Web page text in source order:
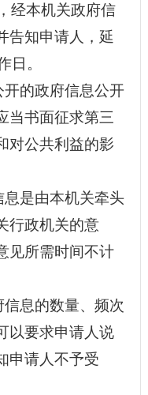
经本机关政府信
告知申请人，延
日。
的政府信息公开
当书面征求第三
对公共利益的影
是由本机关牵头
行政机关的意
见所需时间不计
息的数量、频次
以要求申请人说
申请人不予受